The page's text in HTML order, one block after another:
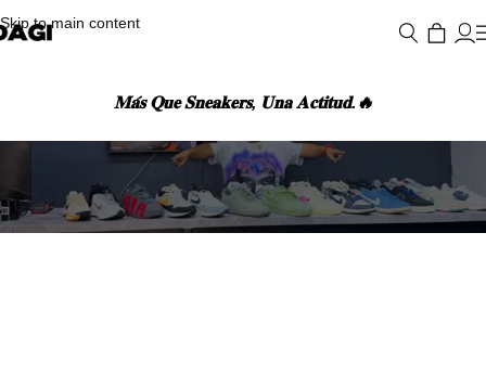
Skip to main content
𝐌𝐚́𝐬 𝐐𝐮𝐞 𝐒𝐧𝐞𝐚𝐤𝐞𝐫𝐬, 𝐔𝐧𝐚 𝐀𝐜𝐭𝐢𝐭𝐮𝐝.🔥
ACCESORIOS